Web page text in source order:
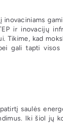
ir inovacijų
kad
gali tapti
saulės
Iki šiol jų